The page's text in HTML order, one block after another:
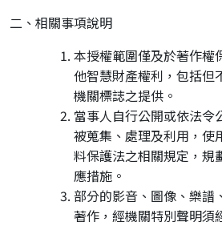
二、相關事項說明
本授權範圍僅及於著作權
他智慧財產權利，包括但
機關標誌之提供。
當事人自行公開或依法令
被蒐集、處理及利用，使
料保護法之相關規定，規
應措施。
部分的影音、圖像、樂譜
著作，經機關特別聲明須